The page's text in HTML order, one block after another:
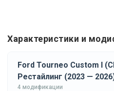
Характеристики и
Ford Tourneo Custom I
Рестайлинг (2023 —
4 модификации